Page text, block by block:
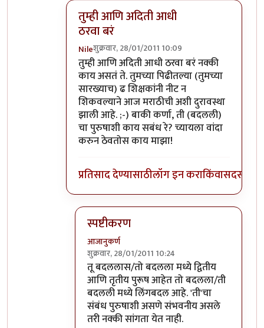
तुम्ही आणि अदिती आधी
ठरवा बरं
Nileशुक्रवार, 28/01/2011 10:09
In reply toवचन नाही रेbyआजानुकर्ण
तुम्ही आणि अदिती आधी ठरवा बरं नक्की
काय असतं ते. तुमच्या पिढीतल्या (तुमच्या
सारख्याच) ढ शिक्षकांनी नीट न
शिकवल्याने आज मराठीची अशी दुरावस्था
झाली आहे. ;-) बाकी कर्णा, ती (बदलली)
चा पुरुषाशी काय सबंध रे? च्यायला वांदा
करुन ठेवतोस काय माझा!
प्रतिसाद देण्यासाठीलॉग इन कराकिंवासदस्य व्हा
स्पष्टीकरण
आजानुकर्ण
शुक्रवार, 28/01/2011 10:24
In reply toतुम्ही आणि अदिती आधी ठरवा बरं
तू बदललास/तो बदलला मध्ये द्वितीय
आणि तृतीय पुरूष आहेत तो बदलला/ती
बदलली मध्ये लिंगबदल आहे. 'ती'चा
संबंध पुरुषाशी असणे संभवनीय असले
तरी नक्की सांगता येत नाही.